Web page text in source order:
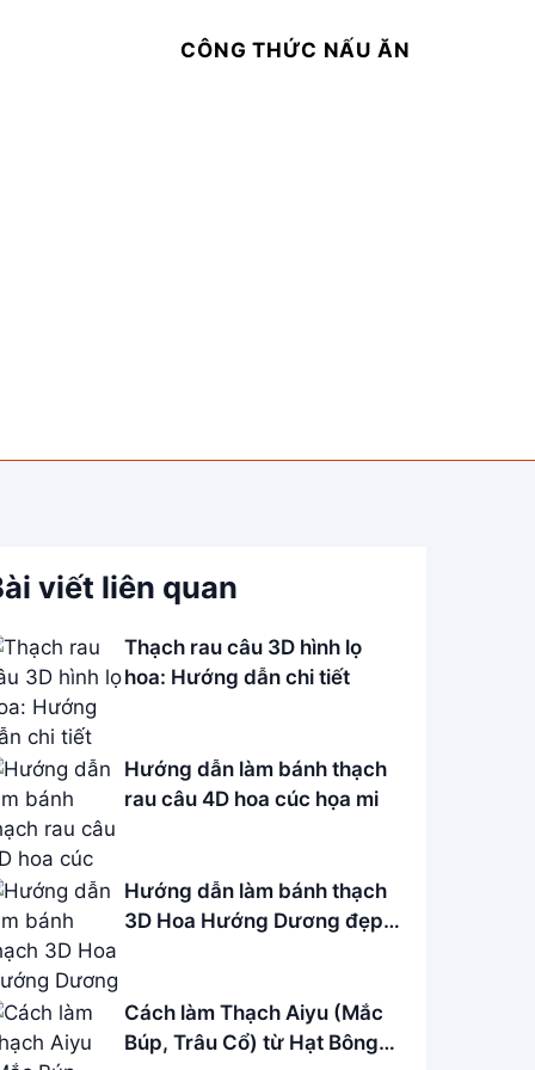
CÔNG THỨC NẤU ĂN
viết liên quan
Thạch rau câu 3D hình lọ
hoa: Hướng dẫn chi tiết
Hướng dẫn làm bánh thạch
rau câu 4D hoa cúc họa mi
Hướng dẫn làm bánh thạch
3D Hoa Hướng Dương đẹp
Cách làm Thạch Aiyu (Mắc
Búp, Trâu Cổ) từ Hạt Bông